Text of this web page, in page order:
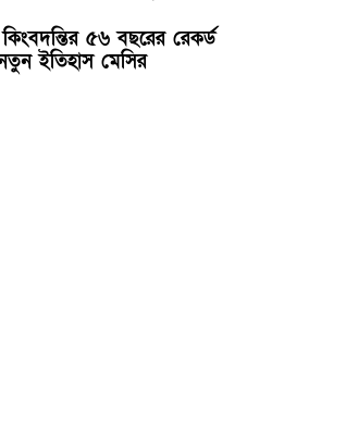
কিংবদন্তির ৫৬ বছরের রেকর্ড
ইতিহাস মেসির